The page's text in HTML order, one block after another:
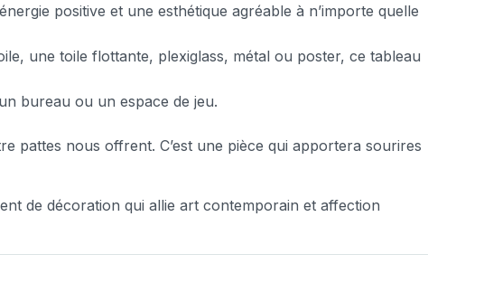
positive et une esthétique agréable à n’importe quelle
une toile flottante, plexiglass, métal ou poster, ce tableau
bureau ou un espace de jeu.
pattes nous offrent. C’est une pièce qui apportera sourires
de décoration qui allie art contemporain et affection